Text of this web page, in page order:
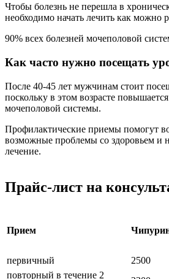
Чтобы болезнь не перешла в
необходимо начать лечить как можно
90% всех болезней мочеполовой
Как часто нужно посещать
После 40-45 лет мужчинам стоит
поскольку в этом возрасте
мочеполовой системы.
Профилактические приемы помогут
возможные проблемы со здоровьем и
лечение.
Прайс-лист на
Прием
первичный 2500
повторный в течение 2